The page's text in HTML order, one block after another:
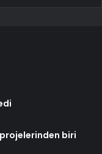
projelerinden biri